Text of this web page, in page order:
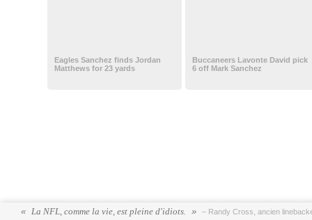
Eagles Sanchez finds Jordan
Matthews for 23 yards
Buccaneers Lavonte David pick
6 off Mark Sanchez
La NFL, comme la vie, est pleine d'idiots. – Randy Cross, ancien